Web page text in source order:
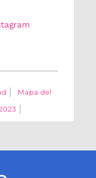
Mapa del